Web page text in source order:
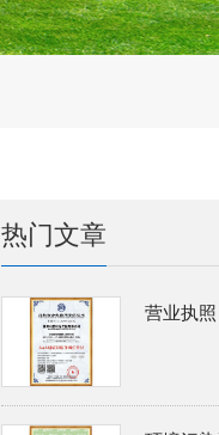
热门文章
营业执照